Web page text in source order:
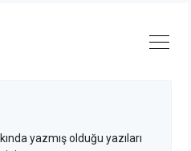
yazmış olduğu yazıları